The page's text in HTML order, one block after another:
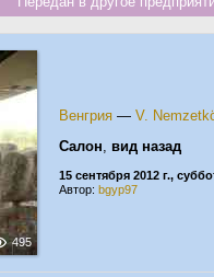
495
Венгрия — V.
Салон, вид назад
15 сентября 2012 г.,
Автор: bgyp97